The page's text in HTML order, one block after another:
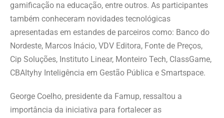
gamificação na educação, entre outros. As participantes
também conheceram novidades tecnológicas
apresentadas em estandes de parceiros como: Banco do
Nordeste, Marcos Inácio, VDV Editora, Fonte de Preços,
Cip Soluções, Instituto Linear, Monteiro Tech, ClassGame,
CBAItyhy Inteligência em Gestão Pública e Smartspace.
George Coelho, presidente da Famup, ressaltou a
importância da iniciativa para fortalecer as